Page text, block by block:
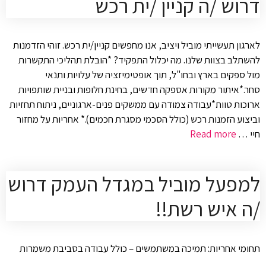
לארגון תעשייתי מוביל ויציב, אנו מחפשים קניין/ית רכש. זוהי הזדמנות
להשתלב בצוות שלנו. מה יכלול התפקיד? *הובלת תהליכי התקשרות
מול ספקים בארץ ובחו"ל, תוך אופטימיזציה של עלויות ותנאי
סחר.*איתור מקורות אספקה חדשים, בחינת חלופות ובניית שותפויות
ארוכות טווח.*עבודה צמודה עם ממשקים פנים-ארגוניים, ניתוח תחזיות
וביצוע הזמנות רכש (כולל הסכמי מסגרת חכמים).* אחריות על מחזור
חיי … Read more
למפעל מוביל במגדל העמק דרוש
/ה איש רשת!!
תחומי אחריות: תמיכה במשתמשים – כולל עבודה בסביבת משמרות